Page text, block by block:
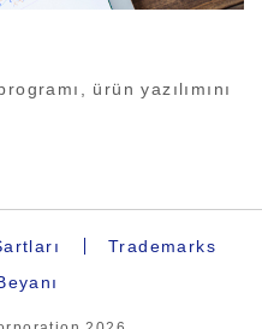
ürün yazılımını
Trademarks